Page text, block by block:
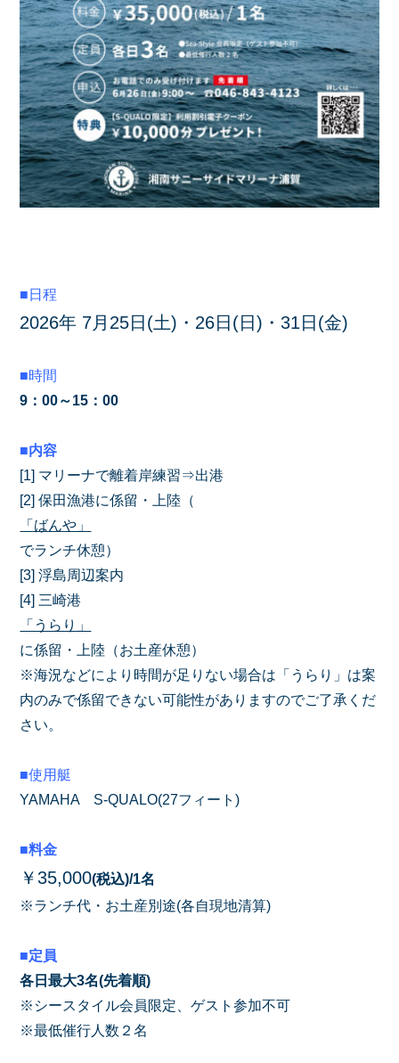
■日程
2026年 7月25日(土)・26日(日)・31日(金)
■時間
9：00～15：00
■内容
[1] マリーナで離着岸練習⇒出港
[2] 保田漁港に係留・上陸（
「ばんや」
でランチ休憩）
[3] 浮島周辺案内
[4] 三崎港
「うらり」
に係留・上陸（お土産休憩）
※海況などにより時間が足りない場合は「うらり」は案
内のみで係留できない可能性がありますのでご了承くだ
さい。
■使用艇
YAMAHA S-QUALO(27フィート)
■料金
￥35,000(税込)/1名
※ランチ代・お土産別途(各自現地清算)
■定員
各日最大3名(先着順)
※シースタイル会員限定、ゲスト参加不可
※最低催行人数２名